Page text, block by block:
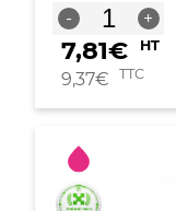
-
quantité
de
Toner
compatible
Phaser
/
6010
-
+
7,81€ HT
9,37€ TTC